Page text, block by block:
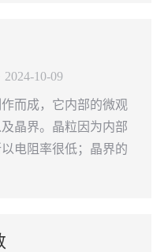
2024-10-09
而成，它内部的微观
晶界。晶粒因为内部
电阻率很低；晶界的